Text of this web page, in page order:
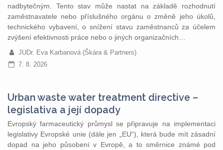
nadbytečným. Tento stav může nastat na základě rozhodnutí
zaměstnavatele nebo příslušného orgánu o změně jeho úkolů,
technického vybavení, o snížení stavu zaměstnanců za účelem
zvýšení efektivnosti práce nebo o jiných organizačních…
JUDr. Eva Karbanová (Škára & Partners)
7. 8. 2026
Urban waste water treatment directive –
legislativa a její dopady
Evropský farmaceutický průmysl se připravuje na implementaci
legislativy Evropské unie (dále jen „EU“), která bude mít zásadní
dopad na jeho působení v Evropě, a to směrnice známé pod